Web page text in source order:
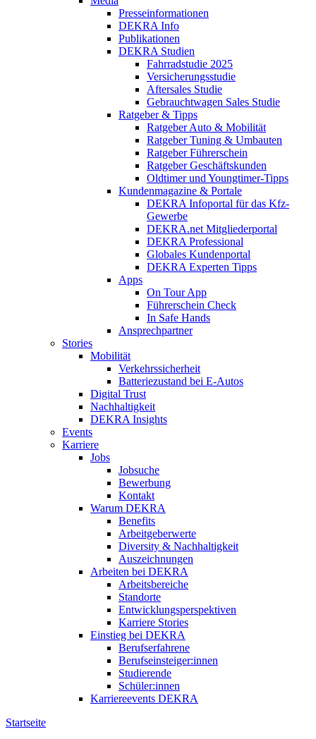
Presseinformationen
DEKRA Info
Publikationen
DEKRA Studien
Fahrradstudie 2025
Versicherungsstudie
Aftersales Studie
Gebrauchtwagen Sales Studie
Ratgeber & Tipps
Ratgeber Auto & Mobilität
Ratgeber Tuning & Umbauten
Ratgeber Führerschein
Ratgeber Geschäftskunden
Oldtimer und Youngtimer-Tipps
Kundenmagazine & Portale
DEKRA Infoportal für das Kfz-
Gewerbe
DEKRA.net Mitgliederportal
DEKRA Professional
Globales Kundenportal
DEKRA Experten Tipps
Apps
On Tour App
Führerschein Check
In Safe Hands
Ansprechpartner
Stories
Mobilität
Verkehrssicherheit
Batteriezustand bei E-Autos
Digital Trust
Nachhaltigkeit
DEKRA Insights
Events
Karriere
Jobs
Jobsuche
Bewerbung
Kontakt
Warum DEKRA
Benefits
Arbeitgeberwerte
Diversity & Nachhaltigkeit
Auszeichnungen
Arbeiten bei DEKRA
Arbeitsbereiche
Standorte
Entwicklungsperspektiven
Karriere Stories
Einstieg bei DEKRA
Berufserfahrene
Berufseinsteiger:innen
Studierende
Schüler:innen
Karriereevents DEKRA
Startseite